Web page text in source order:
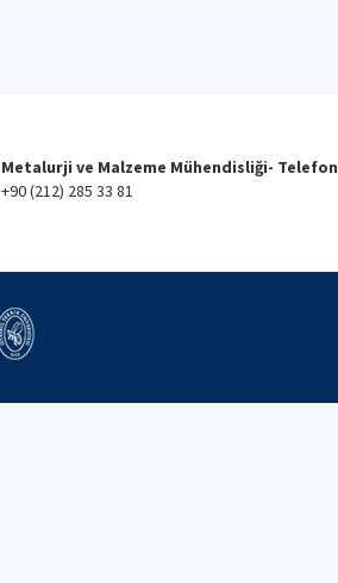
Metalurji ve Malzeme Mühendisliği- Telefon
+90 (212) 285 33 81